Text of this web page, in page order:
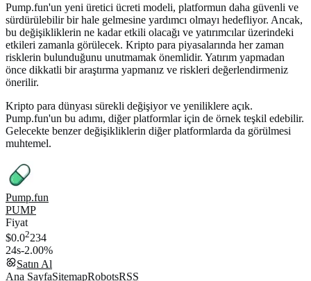
Pump.fun'un yeni üretici ücreti modeli, platformun daha güvenli ve
sürdürülebilir bir hale gelmesine yardımcı olmayı hedefliyor. Ancak,
bu değişikliklerin ne kadar etkili olacağı ve yatırımcılar üzerindeki
etkileri zamanla görülecek. Kripto para piyasalarında her zaman
risklerin bulunduğunu unutmamak önemlidir. Yatırım yapmadan
önce dikkatli bir araştırma yapmanız ve riskleri değerlendirmeniz
önerilir.
Kripto para dünyası sürekli değişiyor ve yeniliklere açık.
Pump.fun'un bu adımı, diğer platformlar için de örnek teşkil edebilir.
Gelecekte benzer değişikliklerin diğer platformlarda da görülmesi
muhtemel.
Pump.fun
PUMP
Fiyat
$0.02234
24s-2.00%
Satın Al
Ana SayfaSitemapRobotsRSS